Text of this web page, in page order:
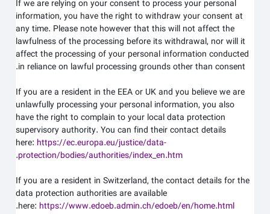
If we are relying on your consent to process your personal
information, you have the right to withdraw your consent at
any time. Please note however that this will not affect the
lawfulness of the processing before its withdrawal, nor will it
affect the processing of your personal information conducted
in reliance on lawful processing grounds other than consent.
If you are a resident in the EEA or UK and you believe we are
unlawfully processing your personal information, you also
have the right to complain to your local data protection
supervisory authority. You can find their contact details
here:https://ec.europa.eu/justice/data-
protection/bodies/authorities/index_en.htm
.
If you are a resident in Switzerland, the contact details for the
data protection authorities are available
here:https://www.edoeb.admin.ch/edoeb/en/home.html
.